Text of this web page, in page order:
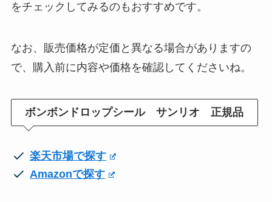
をチェックしてみるのもおすすめです。
なお、販売価格が定価と異なる場合がありますの
で、購入前に内容や価格を確認してくださいね。
ボンボンドロップシール サンリオ 正規品
楽天市場で探す
Amazonで探す